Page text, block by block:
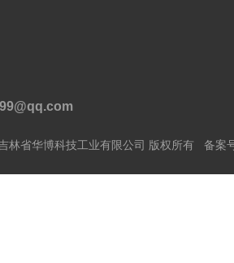
林省华博科技工业有限公司 版权所有 备案